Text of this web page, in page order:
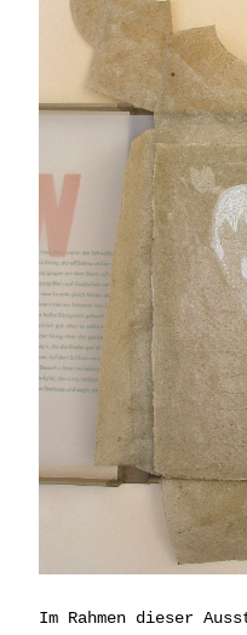
Im Rahmen dieser